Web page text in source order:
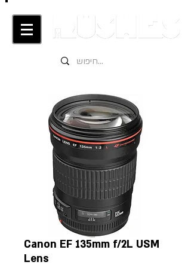
Canon EF 135mm f/2L USM
Lens